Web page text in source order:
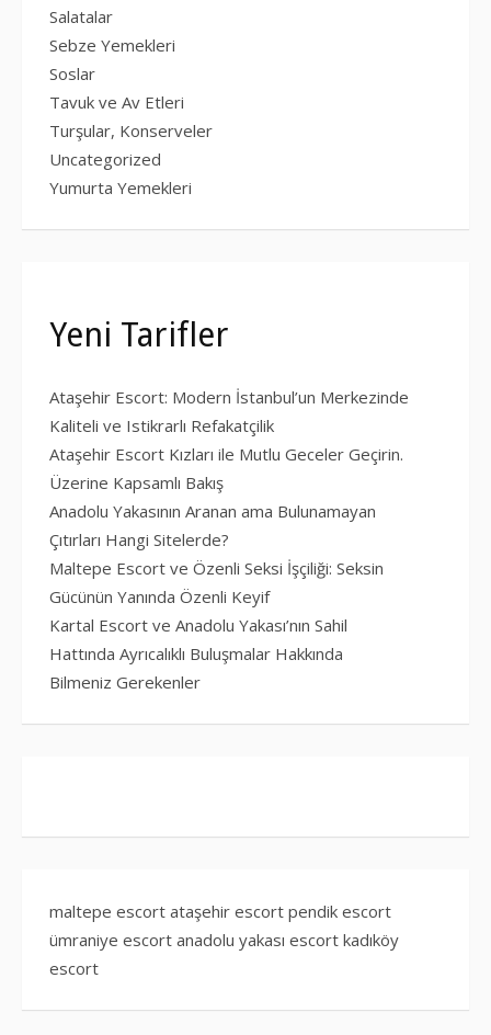
Salatalar
Sebze Yemekleri
Soslar
Tavuk ve Av Etleri
Turşular, Konserveler
Uncategorized
Yumurta Yemekleri
Yeni Tarifler
Ataşehir Escort: Modern İstanbul’un Merkezinde
Kaliteli ve Istikrarlı Refakatçilik
Ataşehir Escort Kızları ile Mutlu Geceler Geçirin.
Üzerine Kapsamlı Bakış
Anadolu Yakasının Aranan ama Bulunamayan
Çıtırları Hangi Sitelerde?
Maltepe Escort ve Özenli Seksi İşçiliği: Seksin
Gücünün Yanında Özenli Keyif
Kartal Escort ve Anadolu Yakası’nın Sahil
Hattında Ayrıcalıklı Buluşmalar Hakkında
Bilmeniz Gerekenler
maltepe escort ataşehir escort pendik escort
ümraniye escort anadolu yakası escort kadıköy
escort